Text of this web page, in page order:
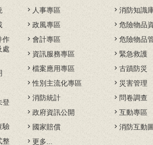
作
處
登
驗
整
人事專區
政風專區
會計專區
資訊服務專區
檔案應用專區
性別主流化專區
消防統計
政府資訊公開
國家賠償
更多...
消防知識
危險物品
危險物品
緊急救護
古蹟防災
災害管理
問卷調查
互動專區
消防互動